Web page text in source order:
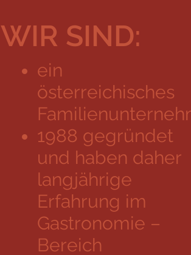
WIR SIND:
ein
österreichisches
1988 gegründet
und haben daher
langjährige
Erfahrung im
Gastronomie –
Bereich